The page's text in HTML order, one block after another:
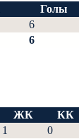
Голы
6
6
ЖК КК
1 0